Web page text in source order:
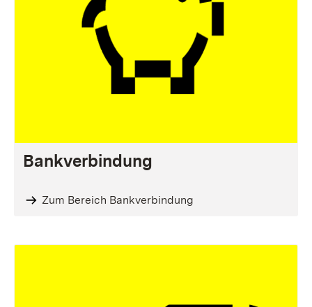
Bankverbindung
Zum Bereich Bankverbindung